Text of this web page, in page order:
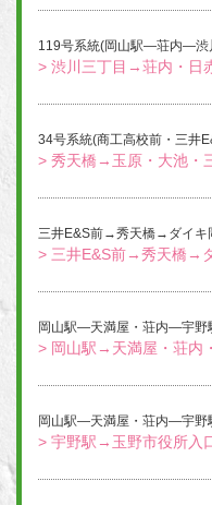
119号系統(岡山駅―荘内―渋
> 渋川三丁目→荘内・日
34号系統(商工高校前・三井
> 秀天橋→玉原・大池・
三井E&S前→秀天橋→ダイキ
> 三井E&S前→秀天橋→
岡山駅―天満屋・荘内―宇野
> 岡山駅→天満屋・荘内
岡山駅―天満屋・荘内―宇野
> 宇野駅→玉野市役所入